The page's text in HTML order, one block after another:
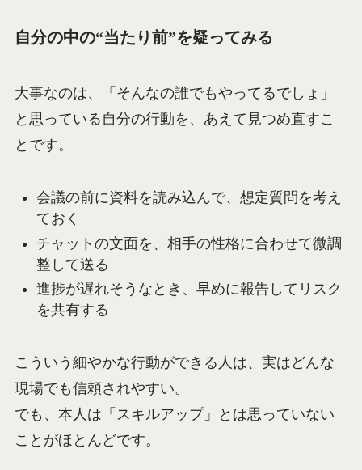
自分の中の“当たり前”を疑ってみる
大事なのは、「そんなの誰でもやってるでしょ」
と思っている自分の行動を、あえて見つめ直すこ
とです。
会議の前に資料を読み込んで、想定質問を考え
ておく
チャットの文面を、相手の性格に合わせて微調
整して送る
進捗が遅れそうなとき、早めに報告してリスク
を共有する
こういう細やかな行動ができる人は、実はどんな
現場でも信頼されやすい。
でも、本人は「スキルアップ」とは思っていない
ことがほとんどです。